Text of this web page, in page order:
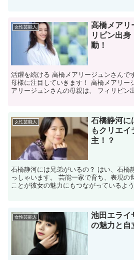
女性芸能人
高橋メアリ
リピン出
動！
活躍を続ける 高橋メアリージュンさんで
母様に注目していきます！ 高橋メアリー
アリージュンさんの母親は、 フィリピン
女性芸能人
石橋静河に
もクリエイ
主！？
石橋静河には兄弟がいるの？ はい、石橋
っしゃいます。 芸能一家で育ち、表現の
ことが彼女の魅力にもつながっているよ
女性芸能人
池田エライ
の魅力と自